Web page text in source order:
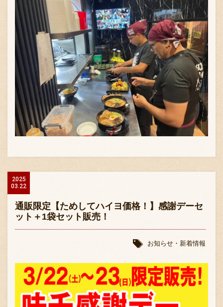
2025
03.22
通販限定【ためしてハイヨ価格！】感謝デーセ
ット＋1袋セット販売！
お知らせ・新着情報